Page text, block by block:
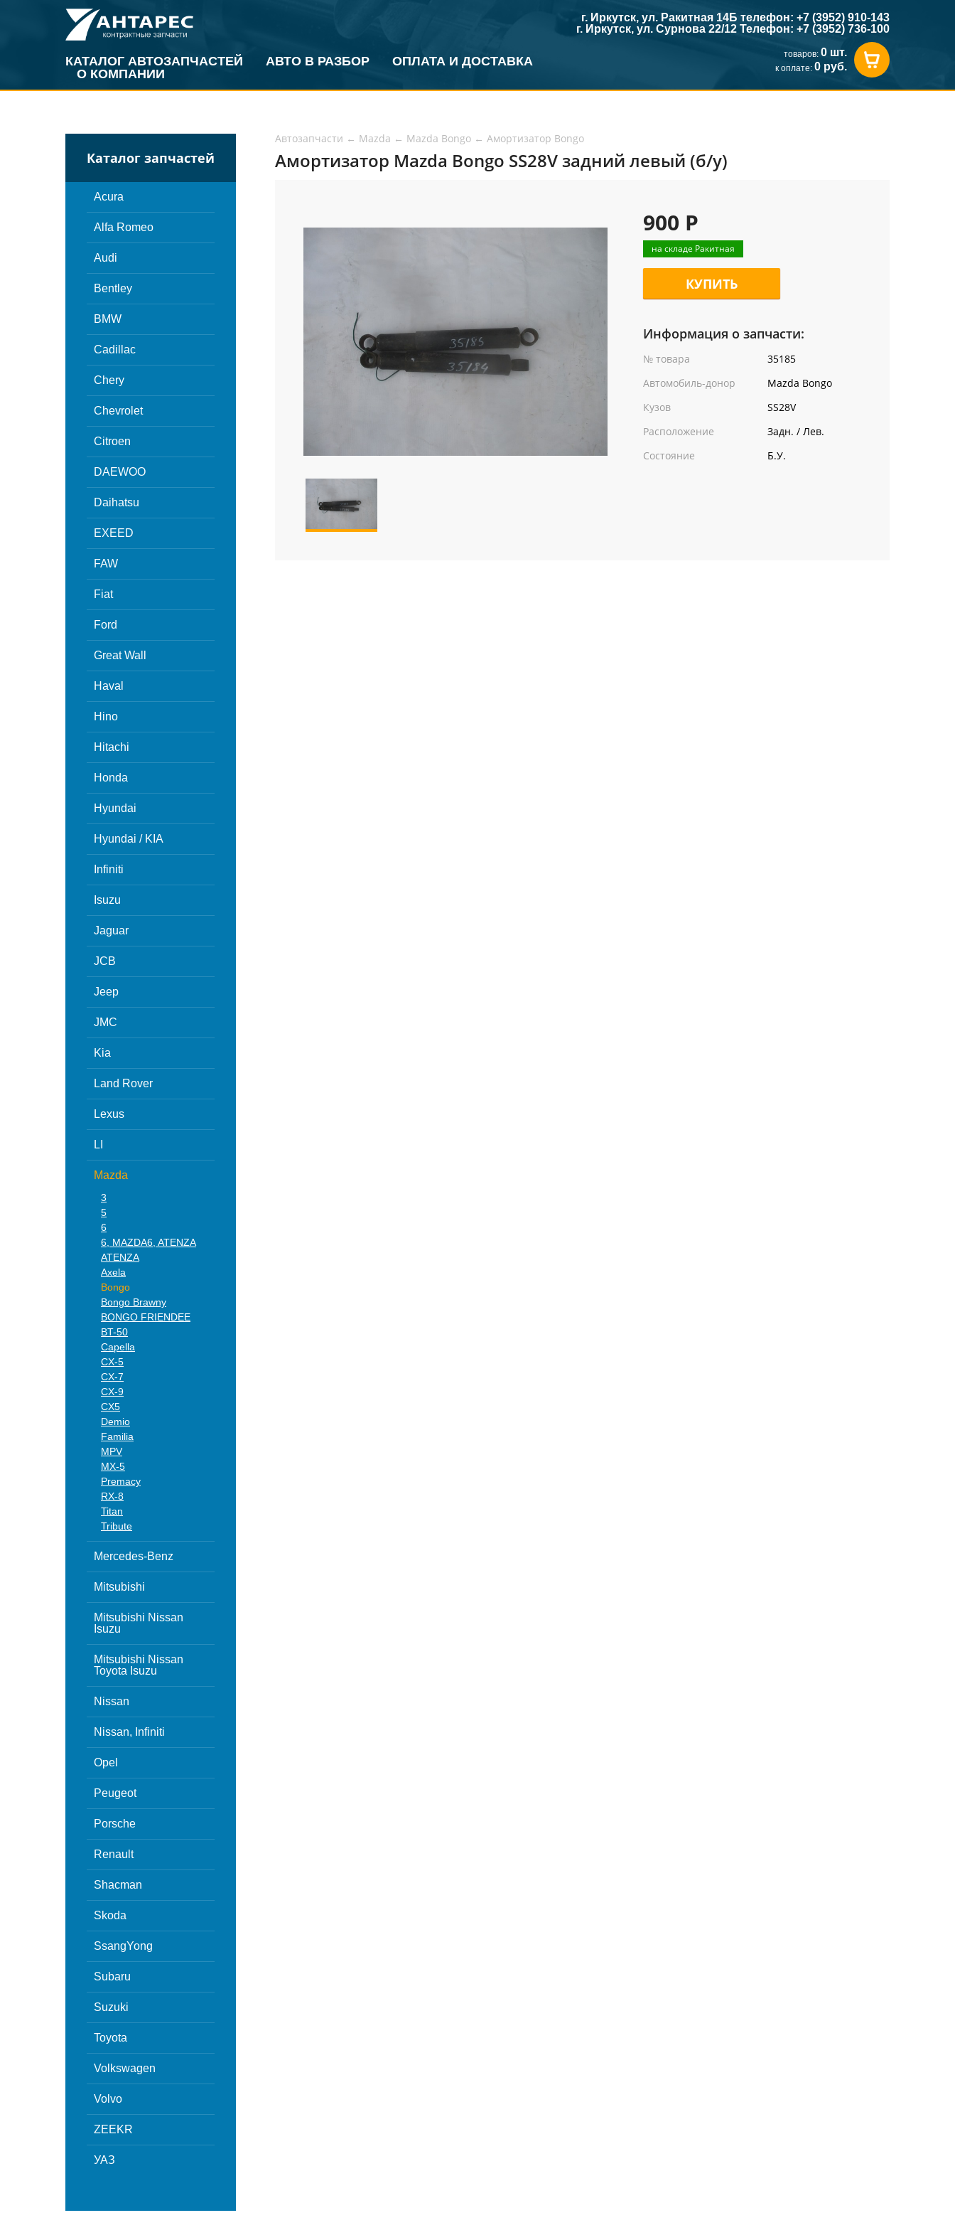
КАТАЛОГ АВТОЗАПЧАСТЕЙ АВТО В РАЗБОР
ОПЛАТА И ДОСТАВКА
О КОМПАНИИ
г. Иркутск, ул. Ракитная 14Б телефон: +7 (3952) 910-143
г. Иркутск, ул. Сурнова 22/12 Телефон: +7 (3952) 736-100
товаров: 0 шт.
к оплате: 0 руб.
Каталог запчастей
Acura
Alfa Romeo
Audi
Bentley
BMW
Cadillac
Chery
Chevrolet
Citroen
DAEWOO
Daihatsu
EXEED
FAW
Fiat
Ford
Great Wall
Haval
Hino
Hitachi
Honda
Hyundai
Hyundai / KIA
Infiniti
Isuzu
Jaguar
JCB
Jeep
JMC
Kia
Land Rover
Lexus
LI
Mazda
3
5
6
6, MAZDA6, ATENZA
ATENZA
Axela
Bongo
Bongo Brawny
BONGO FRIENDEE
BT-50
Capella
CX-5
CX-7
CX-9
CX5
Demio
Familia
MPV
MX-5
Premacy
RX-8
Titan
Tribute
Mercedes-Benz
Mitsubishi
Mitsubishi Nissan
Isuzu
Mitsubishi Nissan
Toyota Isuzu
Nissan
Nissan, Infiniti
Opel
Peugeot
Porsche
Renault
Shacman
Skoda
SsangYong
Subaru
Suzuki
Toyota
Volkswagen
Volvo
ZEEKR
УАЗ
Автозапчасти ← Mazda ← Mazda Bongo ← Амортизатор Bongo
Амортизатор Mazda Bongo SS28V задний левый (б/у)
900 Р
на складе Ракитная
КУПИТЬ
Информация о запчасти:
№ товара
35185
Автомобиль-донор
Mazda Bongo
Кузов
SS28V
Расположение
Задн. / Лев.
Состояние
Б.У.